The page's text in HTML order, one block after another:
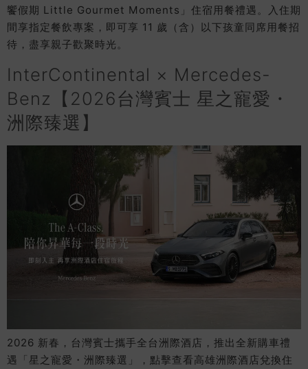
饗假期 Little Gourmet Moments」住宿用餐禮遇。入住期
間享指定餐飲專案，即可享 11 歲（含）以下孩童同席用餐招
待，盡享親子歡聚時光。
InterContinental × Mercedes-
Benz【2026台灣賓士 星之寵愛・
洲際臻選】
2026 新春，台灣賓士攜手全台洲際酒店，推出全新購車禮
遇「星之寵愛・洲際臻選」，點擊查看高雄洲際酒店兌換住